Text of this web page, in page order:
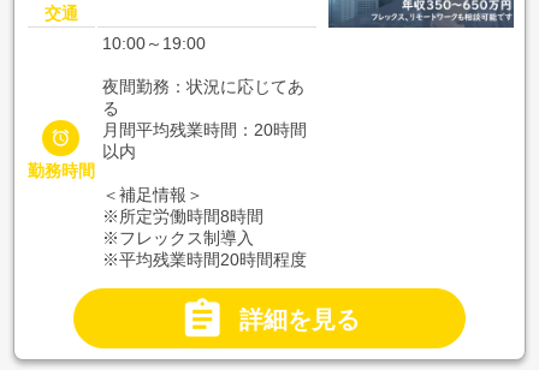
交通

勤務時間
10:00～19:00
夜間勤務：状況に応じてあ
る
月間平均残業時間：20時間
以内
＜補足情報＞
※所定労働時間8時間
※フレックス制導入
※平均残業時間20時間程度
 詳細を見る